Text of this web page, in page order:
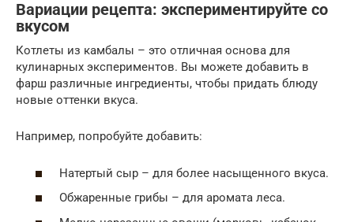
Вариации рецепта: экспериментируйте со
вкусом
Котлеты из камбалы – это отличная основа для
кулинарных экспериментов. Вы можете добавить в
фарш различные ингредиенты, чтобы придать блюду
новые оттенки вкуса.
Например, попробуйте добавить:
Натертый сыр – для более насыщенного вкуса.
Обжаренные грибы – для аромата леса.